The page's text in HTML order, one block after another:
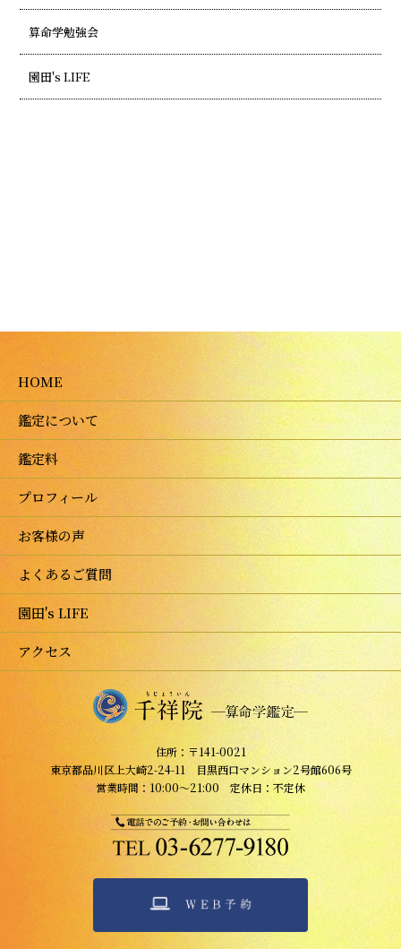
算命学勉強会
園田's LIFE
HOME
鑑定について
鑑定料
プロフィール
お客様の声
よくあるご質問
園田's LIFE
アクセス
住所：〒141-0021
東京都品川区上大崎2-24-11 目黒西口マンション2号館606号
営業時間：10:00～21:00 定休日：不定休